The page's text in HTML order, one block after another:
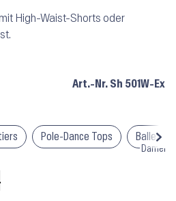
High-Waist-Shorts oder
Art.-Nr. Sh 501W-Ex
Pole-Dance Tops Ballett-
Damen